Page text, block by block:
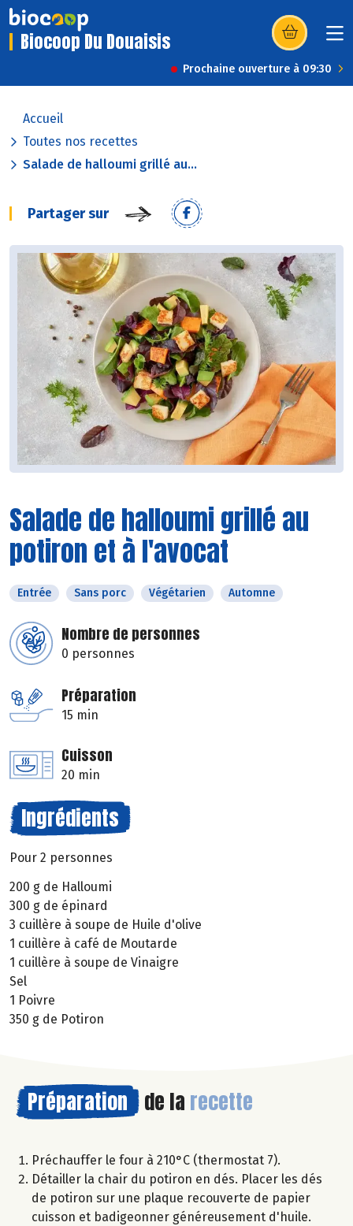
Biocoop Du Douaisis (s’ouvre dans
Prochaine ouverture à 09:30
Accueil
Toutes nos recettes
Salade de halloumi grillé au...
Partager sur
Salade de halloumi grillé au
potiron et à l'avocat
Entrée Sans porc Végétarien Automne
Nombre de personnes
0 personnes
Préparation
15 min
Cuisson
20 min
Ingrédients
Pour 2 personnes
200 g de Halloumi
300 g de épinard
3 cuillère à soupe de Huile d'olive
1 cuillère à café de Moutarde
1 cuillère à soupe de Vinaigre
Sel
1 Poivre
350 g de Potiron
Préparation de la recette
Préchauffer le four à 210°C (thermostat 7).
Détailler la chair du potiron en dés. Placer les dés
de potiron sur une plaque recouverte de papier
cuisson et badigeonner généreusement d'huile.